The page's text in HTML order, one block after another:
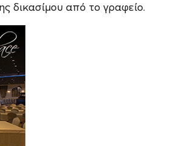
δικασίμου από το γραφείο.